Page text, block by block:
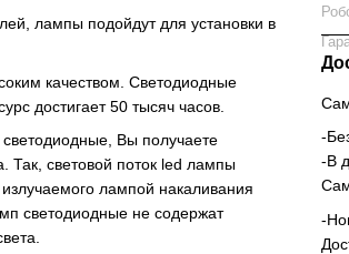
лампы подойдут для установки в
качеством. Светодиодные
достигает 50 тысяч часов.
Вы получаете
Так, световой поток led лампы
лампой накаливания
светодиодные не содержат
-
-В
-